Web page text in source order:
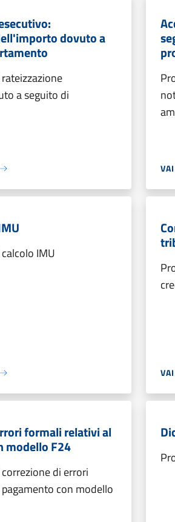
dovuto a
a seguito di
IMU
formali relativi al
modello F24
di errori
con modello